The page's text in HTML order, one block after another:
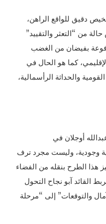
دقيق للواقع الراهن،
من “التعثر والتقييد”
بفيضان من الغضب
كما هو الحال في
والحداثة الرأسمالية،
أوجلان في
وجودية، وليست مجرد ترف
الطرح بنقله من الفضاء
القائد آبو نجاح التحول
والتوقعات” إلى “مرحلة